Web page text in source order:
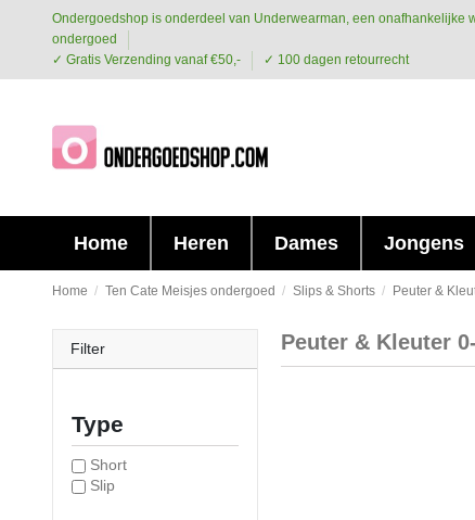
Ondergoedshop is onderdeel van Underwearman, een onafhankelijke
ondergoed
✓ Gratis Verzending vanaf €50,-
✓ 100 dagen retourrecht
Home Heren Dames Jongens
Home Ten Cate Meisjes ondergoed Slips & Shorts Peuter &
Peuter & Kleuter
Filter
Type
Short
Slip